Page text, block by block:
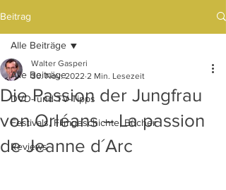
Beitrag
Alle Beiträge
DVD- und TV-Tipps
Festivals, Filmgeschichte, Bücher
Reviews
Alle Beiträge
Die Passion der Jungfrau
von Orléans – La passion
de Jeanne d´Arc
Walter Gasperi
30. Nov. 2022 2 Min. Lesezeit